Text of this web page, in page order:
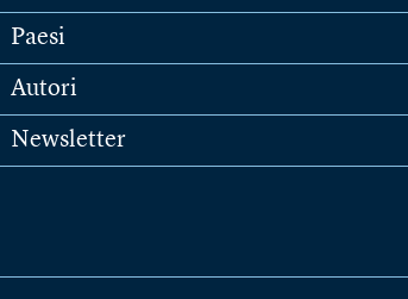
Paesi
Autori
Newsletter